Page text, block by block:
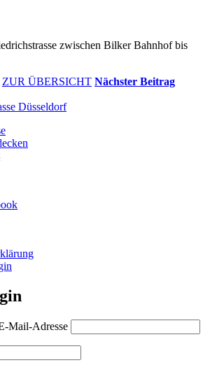
zwischen Bilker Bahnhof bis
ZUR ÜBERSICHT Nächster Beitrag
Mail-Adresse